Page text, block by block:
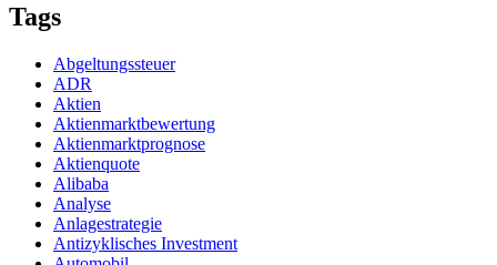
Tags
Abgeltungssteuer
ADR
Aktien
Aktienmarktbewertung
Aktienmarktprognose
Aktienquote
Alibaba
Analyse
Anlagestrategie
Antizyklisches Investment